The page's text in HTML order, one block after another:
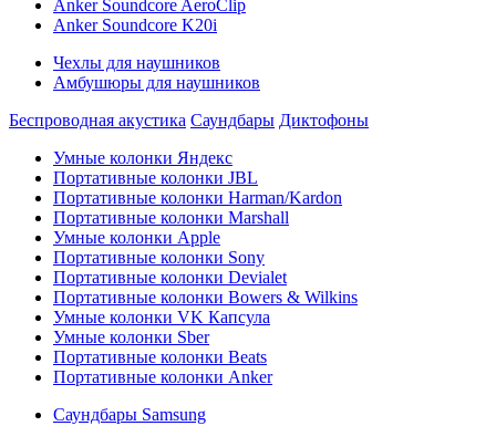
Anker Soundcore AeroClip
Anker Soundcore K20i
Чехлы для наушников
Амбушюры для наушников
Беспроводная акустика Саундбары Диктофоны
Умные колонки Яндекс
Портативные колонки JBL
Портативные колонки Harman/Kardon
Портативные колонки Marshall
Умные колонки Apple
Портативные колонки Sony
Портативные колонки Devialet
Портативные колонки Bowers & Wilkins
Умные колонки VK Капсула
Умные колонки Sber
Портативные колонки Beats
Портативные колонки Anker
Саундбары Samsung